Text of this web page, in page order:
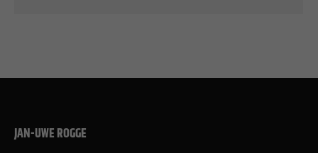
JAN-UWE ROGGE
Zurück
Essenzielle Cookies ermöglichen grundlegende Funktionen und sind für die einwandfreie Funktion
der Website erforderlich.